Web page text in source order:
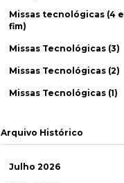
Missas tecnológicas (4 e
fim)
Missas Tecnológicas (3)
Missas Tecnológicas (2)
Missas Tecnológicas (1)
Arquivo Histórico
Julho 2026